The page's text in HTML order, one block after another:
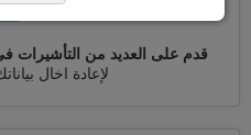
قدم على العديد من التأشيرات
لإعادة اخال